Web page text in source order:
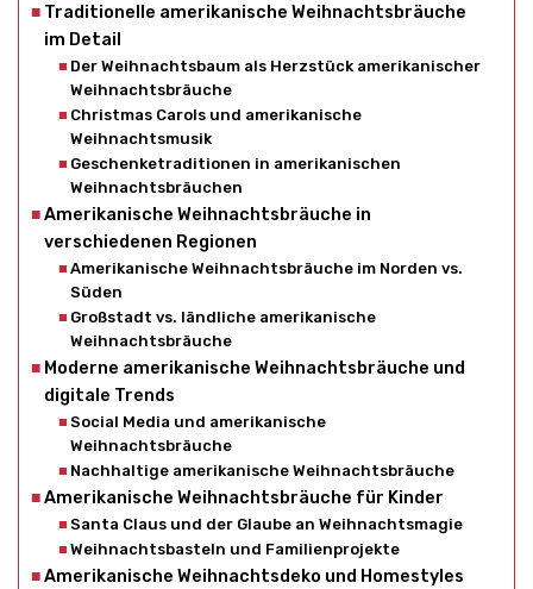
Traditionelle amerikanische Weihnachtsbräuche
im Detail
Der Weihnachtsbaum als Herzstück amerikanischer
Weihnachtsbräuche
Christmas Carols und amerikanische
Weihnachtsmusik
Geschenketraditionen in amerikanischen
Weihnachtsbräuchen
Amerikanische Weihnachtsbräuche in
verschiedenen Regionen
Amerikanische Weihnachtsbräuche im Norden vs.
Süden
Großstadt vs. ländliche amerikanische
Weihnachtsbräuche
Moderne amerikanische Weihnachtsbräuche und
digitale Trends
Social Media und amerikanische
Weihnachtsbräuche
Nachhaltige amerikanische Weihnachtsbräuche
Amerikanische Weihnachtsbräuche für Kinder
Santa Claus und der Glaube an Weihnachtsmagie
Weihnachtsbasteln und Familienprojekte
Amerikanische Weihnachtsdeko und Homestyles